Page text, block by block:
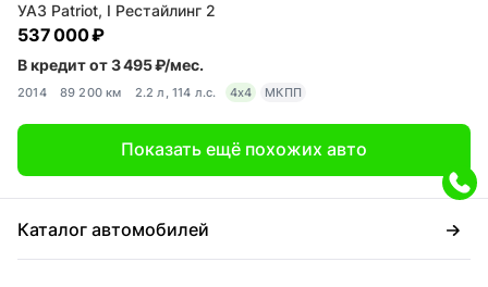
УАЗ Patriot, I Рестайлинг 2
537 000 ₽
В кредит от 3 495 ₽/мес.
2014 89 200 км 2.2 л, 114 л.с. 4x4 МКПП
Показать ещё похожих авто
Каталог автомобилей